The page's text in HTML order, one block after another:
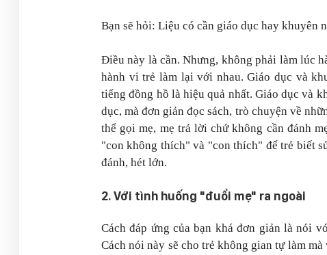
Bạn sẽ hỏi: Liệu có cần giáo dục hay khuyên
Điều này là cần. Nhưng, không phải làm lúc
hành vi trẻ làm lại với nhau. Giáo dục và
tiếng đồng hồ là hiệu quả nhất. Giáo dục và
dục, mà đơn giản đọc sách, trò chuyện về
thể gọi mẹ, mẹ trả lời chứ không cần đánh
"con không thích" và "con thích" để trẻ biết
đánh, hét lớn.
2. Với tình huống "đuổi mẹ" ra ngoài
Cách đáp ứng của bạn khá đơn giản là nói
Cách nói này sẽ cho trẻ không gian tự làm